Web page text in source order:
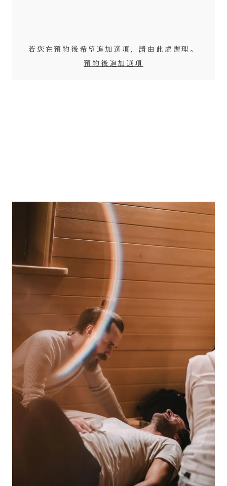
若您在預約後希望追加選項，請由此處辦理。
預約後追加選項